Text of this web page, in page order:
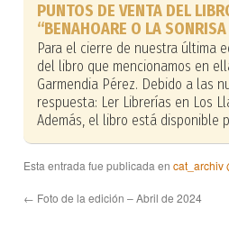
PUNTOS DE VENTA DEL
“BENAHOARE O LA
Para el cierre de nuestra última
del libro que mencionamos en
Garmendia Pérez. Debido a las
respuesta: Ler Librerías en Los
Además, el libro está disponible
Esta entrada fue publicada en cat_archiv
← Foto de la edición – Abril de 2024